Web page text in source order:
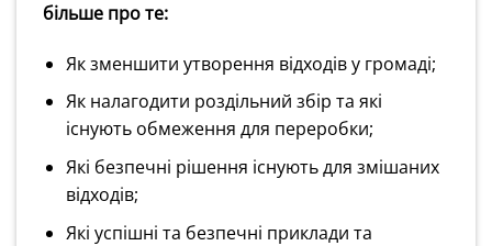
більше про те:
Як зменшити утворення відходів у громаді;
Як налагодити роздільний збір та які
існують обмеження для переробки;
Які безпечні рішення існують для змішаних
відходів;
Які успішні та безпечні приклади та